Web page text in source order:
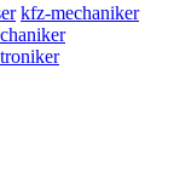
kfz-mechaniker